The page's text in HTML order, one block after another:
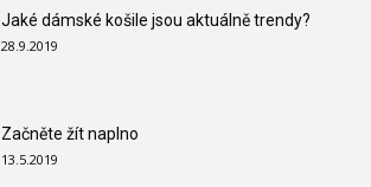
Jaké dámské košile jsou aktuálně trendy?
28.9.2019
Začněte žít naplno
13.5.2019